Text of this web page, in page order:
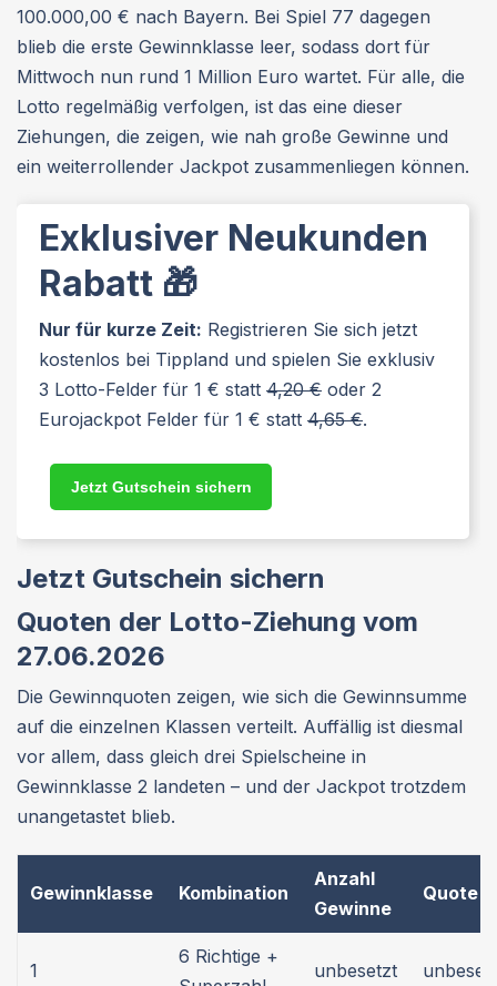
100.000,00 € nach Bayern. Bei Spiel 77 dagegen
blieb die erste Gewinnklasse leer, sodass dort für
Mittwoch nun rund 1 Million Euro wartet. Für alle, die
Lotto regelmäßig verfolgen, ist das eine dieser
Ziehungen, die zeigen, wie nah große Gewinne und
ein weiterrollender Jackpot zusammenliegen können.
Exklusiver Neukunden
Rabatt 🎁
Nur für kurze Zeit: Registrieren Sie sich jetzt
kostenlos bei Tippland und spielen Sie exklusiv
3 Lotto-Felder für 1 € statt 4,20 € oder 2
Eurojackpot Felder für 1 € statt 4,65 €.
Jetzt Gutschein sichern
Jetzt Gutschein sichern
Quoten der Lotto-Ziehung vom
27.06.2026
Die Gewinnquoten zeigen, wie sich die Gewinnsumme
auf die einzelnen Klassen verteilt. Auffällig ist diesmal
vor allem, dass gleich drei Spielscheine in
Gewinnklasse 2 landeten – und der Jackpot trotzdem
unangetastet blieb.
Gewinnklasse Kombination
Anzahl
Gewinne
Quote
1
6 Richtige +
unbesetzt